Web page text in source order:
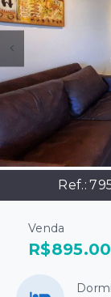
Ref.:
Venda